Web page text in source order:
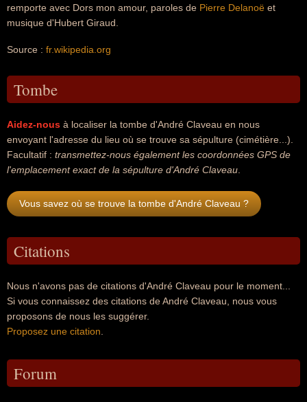
remporte avec Dors mon amour, paroles de Pierre Delanoë et
musique d'Hubert Giraud.
Source : fr.wikipedia.org
Tombe
Aidez-nous à localiser la tombe d'André Claveau en nous
envoyant l'adresse du lieu où se trouve sa sépulture (cimétière...).
Facultatif : transmettez-nous également les coordonnées GPS de
l'emplacement exact de la sépulture d'André Claveau
Vous savez où se trouve la tombe d'André Claveau ?
Citations
Nous n'avons pas de citations d'André Claveau pour le moment...
Si vous connaissez des citations de André Claveau, nous vous
proposons de nous les suggérer.
Proposez une citation
Forum